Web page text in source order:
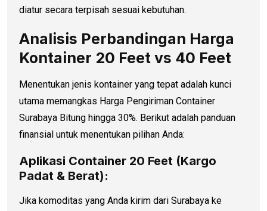
diatur secara terpisah sesuai kebutuhan.
Analisis Perbandingan Harga
Kontainer 20 Feet vs 40 Feet
Menentukan jenis kontainer yang tepat adalah kunci
utama memangkas Harga Pengiriman Container
Surabaya Bitung hingga 30%. Berikut adalah panduan
finansial untuk menentukan pilihan Anda:
Aplikasi Container 20 Feet (Kargo
Padat & Berat):
Jika komoditas yang Anda kirim dari Surabaya ke